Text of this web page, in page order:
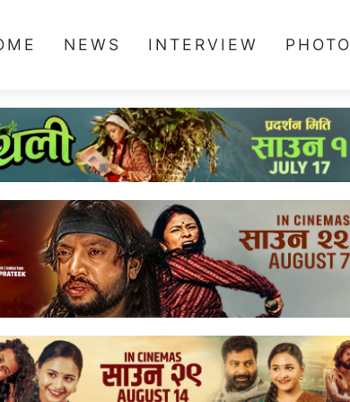
NEWS INTERVIEW PHOTO